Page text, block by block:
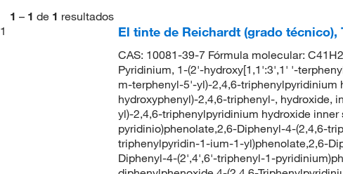
1 – 1 de 1 resultados
1
El tinte de Reichardt (grado técnico),
CAS: 10081-39-7 Fórmula molecular:
Pyridinium, 1-(2'-hydroxy[1,1':3',1' '-
m-terphenyl-5'-yl)-2,4,6-triphenylpyridinium
hydroxyphenyl)-2,4,6-triphenyl-, hydroxide,
yl)-2,4,6-triphenylpyridinium hydroxide
pyridinio)phenolate,2,6-Diphenyl-4-(2,4,6-
triphenylpyridin-1-ium-1-yl)phenolate,2,6-
Diphenyl-4-(2',4',6'-triphenyl-1-